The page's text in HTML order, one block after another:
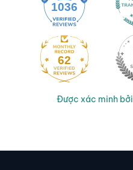
1036
62
Được xác minh bởi